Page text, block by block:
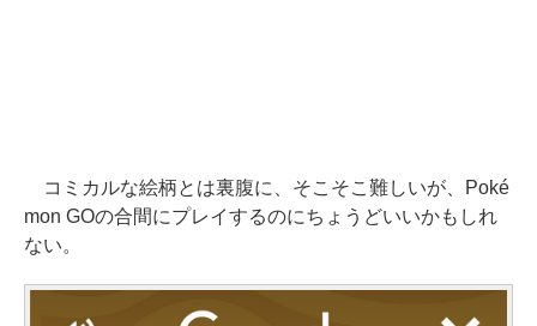
コミカルな絵柄とは裏腹に、そこそこ難しいが、Poké
mon GOの合間にプレイするのにちょうどいいかもしれ
ない。